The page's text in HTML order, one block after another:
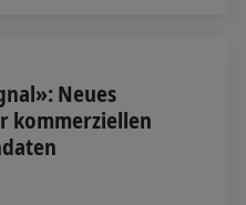
Neues
kommerziellen